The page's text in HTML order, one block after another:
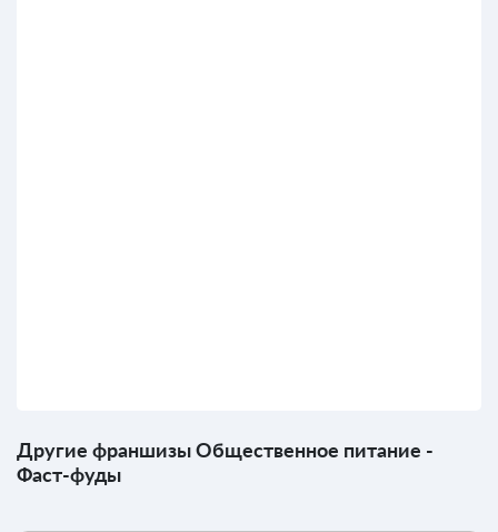
Другие франшизы Общественное питание -
Фаст-фуды